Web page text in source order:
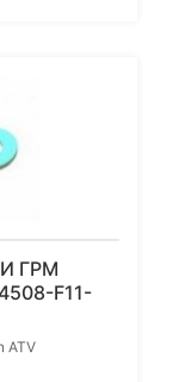
ГРМ
F11-
ATV